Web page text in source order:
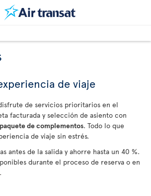
de viaje
de servicios prioritarios en el
facturada y selección de asiento con
de complementos. Todo lo que
de viaje sin estrés.
antes de la salida y ahorre hasta un 40 %.
durante el proceso de reserva o en
.